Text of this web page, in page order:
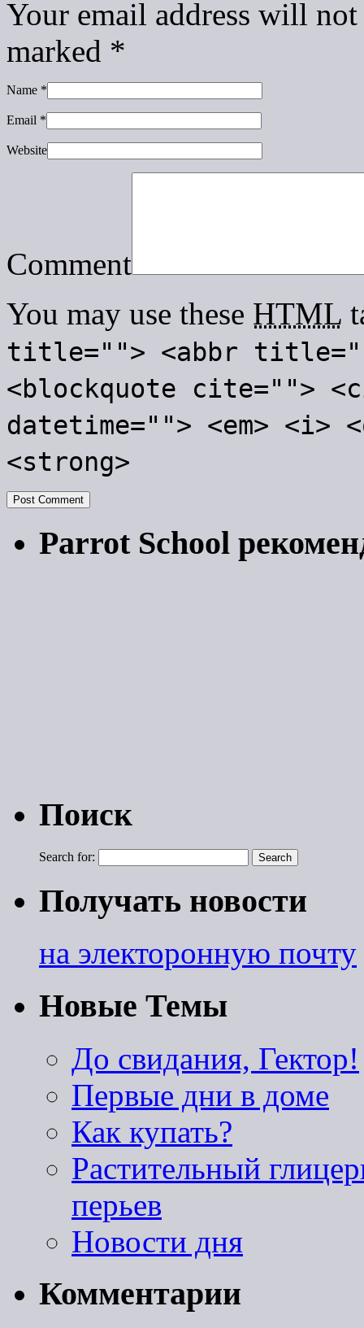
Your email address will
marked *
Name *
Email *
Website
Comment
You may use these HTML
title=""> <abbr
<blockquote cite="">
datetime=""> <em>
<strong>
Parrot School
Поиск
Search for:
Получать новости
на электоронную почту
Новые Темы
До свидания, Гектор!
Первые дни в доме
Как купать?
Растительный
перьев
Новости дня
Комментарии